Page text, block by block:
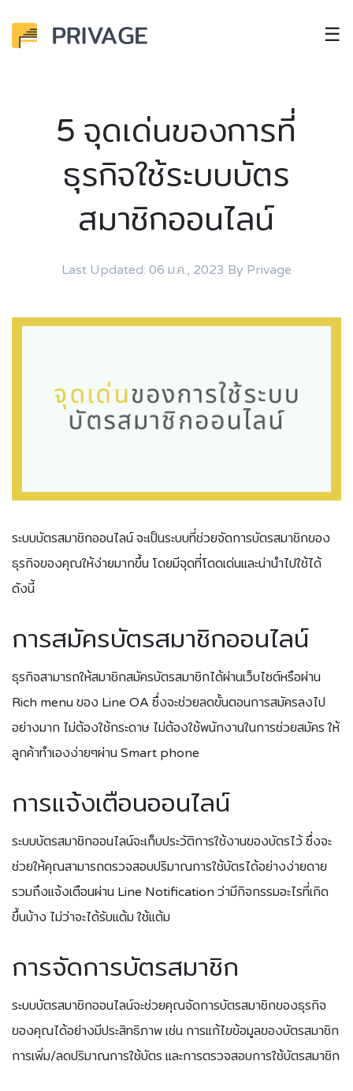
☰
5 จุดเด่นของการที่
ธุรกิจใช้ระบบบัตร
สมาชิกออนไลน์
Last Updated: 06 ม.ค., 2023 By Privage
ระบบบัตรสมาชิกออนไลน์ จะเป็นระบบที่ช่วยจัดการบัตรสมาชิกของ
ธุรกิจของคุณให้ง่ายมากขึ้น โดยมีจุดที่โดดเด่นและน่านำไปใช้ได้
ดังนี้
การสมัครบัตรสมาชิกออนไลน์
ธุรกิจสามารถให้สมาชิกสมัครบัตรสมาชิกได้ผ่านเว็บไซต์หรือผ่าน
Rich menu ของ Line OA ซึ่งจะช่วยลดขั้นตอนการสมัครลงไป
อย่างมาก ไม่ต้องใช้กระดาษ ไม่ต้องใช้พนักงานในการช่วยสมัคร ให้
ลูกค้าทำเองง่ายๆผ่าน Smart phone
การแจ้งเตือนออนไลน์
ระบบบัตรสมาชิกออนไลน์จะเก็บประวัติการใช้งานของบัตรไว้ ซึ่งจะ
ช่วยให้คุณสามารถตรวจสอบปริมาณการใช้บัตรได้อย่างง่ายดาย
รวมถึงแจ้งเตือนผ่าน Line Notification ว่ามีกิจกรรมอะไรที่เกิด
ขึ้นบ้าง ไม่ว่าจะได้รับแต้ม ใช้แต้ม
การจัดการบัตรสมาชิก
ระบบบัตรสมาชิกออนไลน์จะช่วยคุณจัดการบัตรสมาชิกของธุรกิจ
ของคุณได้อย่างมีประสิทธิภาพ เช่น การแก้ไขข้อมูลของบัตรสมาชิก
การเพิ่ม/ลดปริมาณการใช้บัตร และการตรวจสอบการใช้บัตรสมาชิก